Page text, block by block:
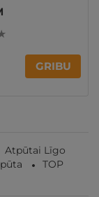
GRIBU
Atpūtai Līgo
TOP